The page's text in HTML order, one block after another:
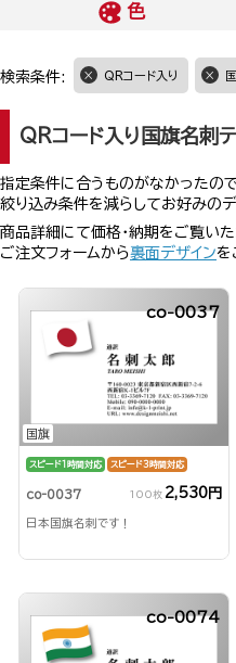
色
検索条件: QRコード入り
QRコード入り国旗名刺
指定条件に合うものがなかったので
絞り込み条件を減らしてお好みの
商品詳細にて価格・納期をご覧い
ご注文フォームから裏面デザインを
国旗
co-0037
スピード1時間対応 スピード3時間対応
co-0037 100枚 2,530円
日本国旗名刺です！
co-0074